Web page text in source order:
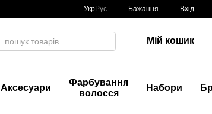
УкрРус Бажання Вхід
Мій кошик
Аксесуари
Фарбування
волосся
Набори